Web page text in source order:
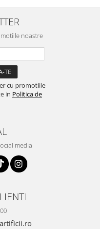
noastre
cu promotiile
in Politica de
media